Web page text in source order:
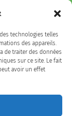
technologies telles
des appareils.
de traiter des données
sur ce site. Le fait
avoir un effet